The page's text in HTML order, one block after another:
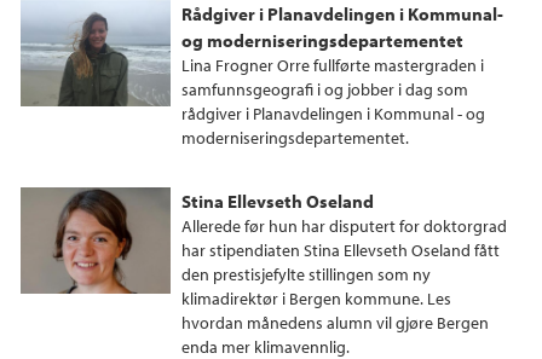
Rådgiver i Planavdelingen i Kommunal-
og moderniseringsdepartementet
Lina Frogner Orre fullførte mastergraden i
samfunnsgeografi i og jobber i dag som
rådgiver i Planavdelingen i Kommunal - og
moderniseringsdepartementet.
Stina Ellevseth Oseland
Allerede før hun har disputert for doktorgrad
har stipendiaten Stina Ellevseth Oseland fått
den prestisjefylte stillingen som ny
klimadirektør i Bergen kommune. Les
hvordan månedens alumn vil gjøre Bergen
enda mer klimavennlig.